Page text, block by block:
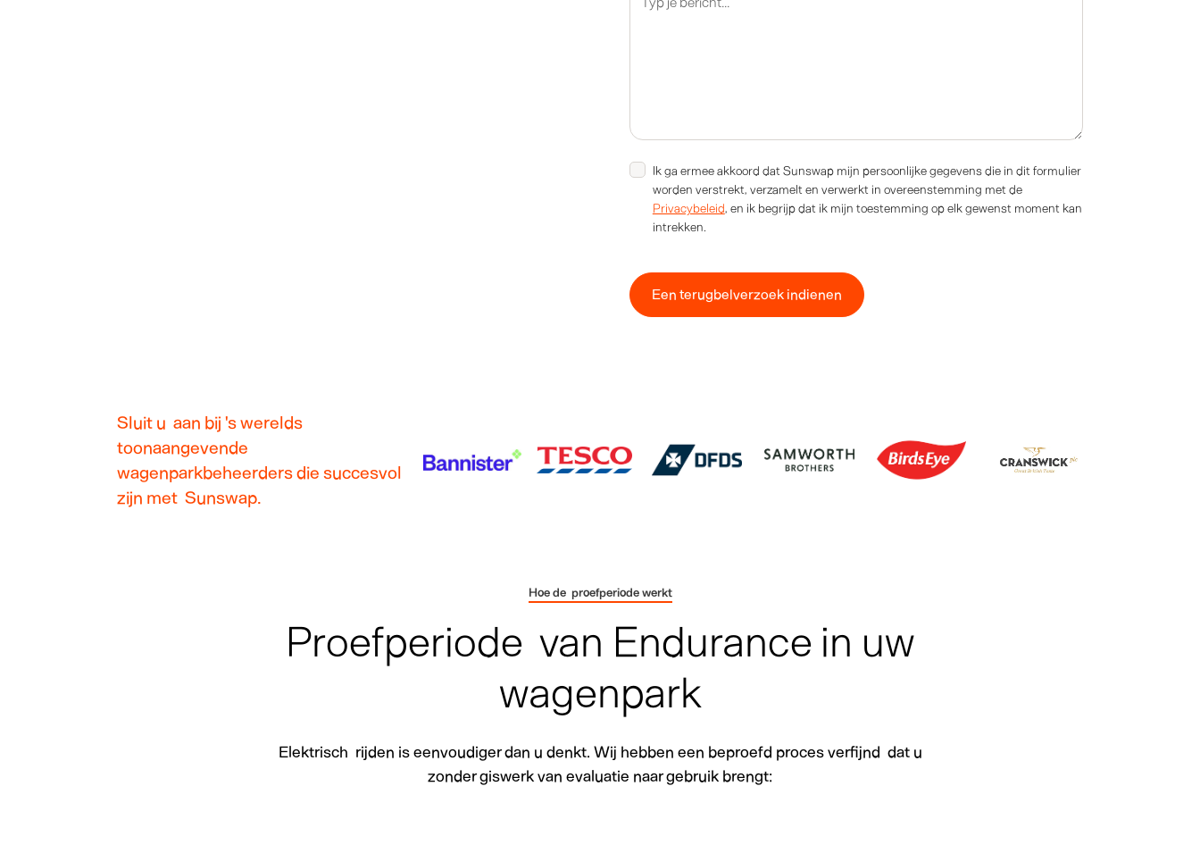
Ik ga ermee akkoord dat Sunswap mijn persoonlijke gegevens die in dit formulier
worden verstrekt, verzamelt en verwerkt in overeenstemming met de
Privacybeleid, en ik begrijp dat ik mijn toestemming op elk gewenst moment kan
intrekken.
Sluit u aan bij 's werelds
toonaangevende
wagenparkbeheerders die succesvol
zijn met Sunswap.
Hoe de proefperiode werkt
Proefperiode van Endurance in uw
wagenpark
Elektrisch rijden is eenvoudiger dan u denkt. Wij hebben een beproefd proces verfijnd dat u
zonder giswerk van evaluatie naar gebruik brengt: